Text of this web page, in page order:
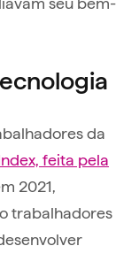
da
feita pela
2021,
trabalhadores